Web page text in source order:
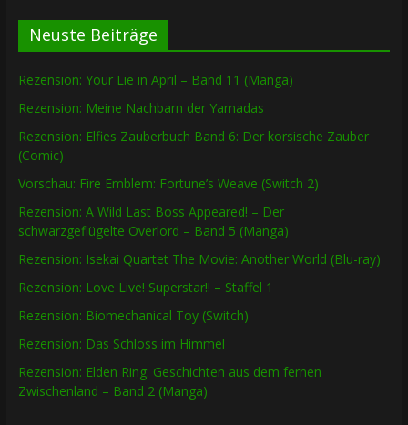
Neuste Beiträge
Rezension: Your Lie in April – Band 11 (Manga)
Rezension: Meine Nachbarn der Yamadas
Rezension: Elfies Zauberbuch Band 6: Der korsische Zauber
(Comic)
Vorschau: Fire Emblem: Fortune’s Weave (Switch 2)
Rezension: A Wild Last Boss Appeared! – Der
schwarzgeflügelte Overlord – Band 5 (Manga)
Rezension: Isekai Quartet The Movie: Another World (Blu-ray)
Rezension: Love Live! Superstar!! – Staffel 1
Rezension: Biomechanical Toy (Switch)
Rezension: Das Schloss im Himmel
Rezension: Elden Ring: Geschichten aus dem fernen
Zwischenland – Band 2 (Manga)